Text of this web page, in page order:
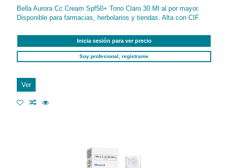
Bella Aurora Cc Cream Spf50+ Tono Claro 30 Ml al por mayor.
Disponible para farmacias, herbolarios y tiendas. Alta con CIF.
Inicia sesión para ver precio
Soy profesional, regístrame
Ver